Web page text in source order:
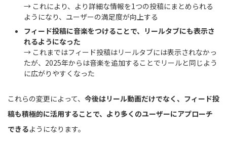
→ これにより、より詳細な情報を1つの投稿にまとめられる
ようになり、ユーザーの満足度が向上する
フィード投稿に音楽をつけることで、リールタブにも表示さ
れるようになった
→ これまではフィード投稿はリールタブには表示されなかっ
たが、2025年からは音楽を追加することでリールと同じよう
に広がりやすくなった
これらの変更によって、 今後はリール動画だけでなく、フィード投
稿も積極的に活用することで、より多くのユーザーにアプローチ
できるようになります。